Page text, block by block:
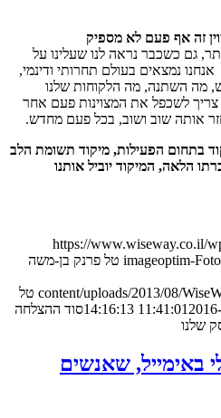
זה אף פעם לא מספיק
גם כשכבר נראה לנו שעלינו על
נמצאים בעולם תחרותי ודינמי,
מה השתנה, מה הלקוחות שלנו
לשכפל את המצוינות פעם אחר
אותה שוב ושוב, בכל פעם מחדש.
בתחום הפעילות, מיקוד תשומת הלב
הלאה, המיקוד יוביל אותנו
https://www.wiseway.co.il/
imageoptim- טל פרנק בן-משה
content/uploads/2013/08/ טל
2016-01-
סוד ההצלחה
שלנו
באימייל, שאנשים